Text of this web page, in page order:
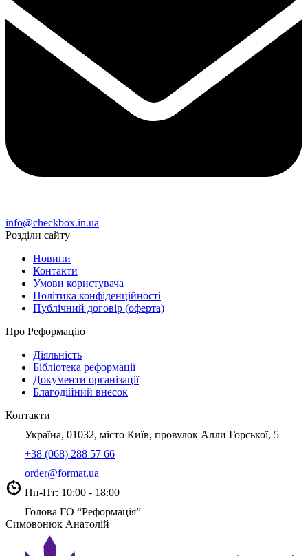
info@checkbox.in.ua
Розділи сайту
Новини
Контакти
Умови користувача
Політика конфіденційності
Публічний договір (оферта)
Про Реформацію
Діяльність
Бібліотека реформації
Документи організації
Благодійний внесок
Контакти
Україна, 01032, місто Київ, провулок Алли Горської, 5
+38 (068) 288 57 66
order@format.ua
Пн-Пт: 10:00 - 18:00
Голова ГО “Реформація”
Симовонюк Анатолій